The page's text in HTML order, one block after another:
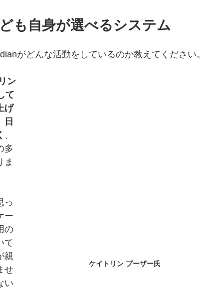
も自身が選べるシステム
がどんな活動をしているのか教えてください。
ケイトリン プーザー氏
ン
て
げ
日
、
多
ま
っ
ー
の
て
親
せ
い